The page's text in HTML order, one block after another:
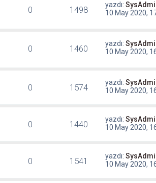
0 1498 yazdı:
10 May 2020,
0 1460 yazdı:
10 May 2020,
0 1574 yazdı:
10 May 2020,
0 1440 yazdı:
10 May 2020,
0 1541 yazdı:
10 May 2020,